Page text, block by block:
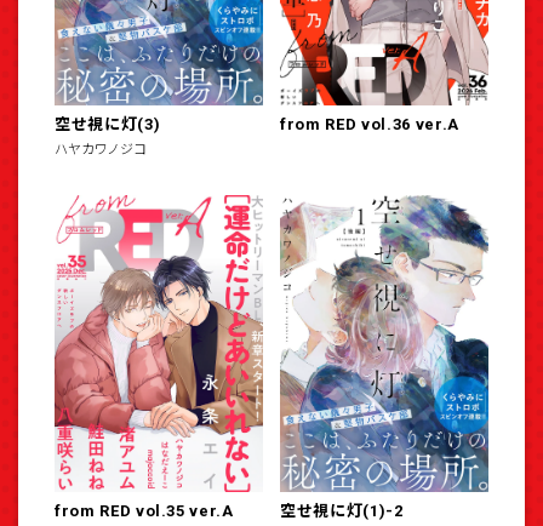
空せ視に灯(3)
ハヤカワノジコ
from RED vol.36 ver.A
from RED vol.35 ver.A 空せ視に灯(1)-2